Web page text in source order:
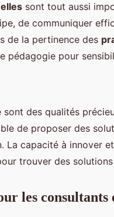
sont tout aussi
de communiquer
de la pertinence des
pédagogie pour
des qualités
de proposer des
La capacité à innover
trouver des
les consultants